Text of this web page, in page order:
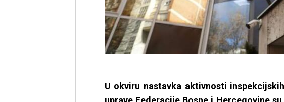
U okviru nastavka aktivnosti